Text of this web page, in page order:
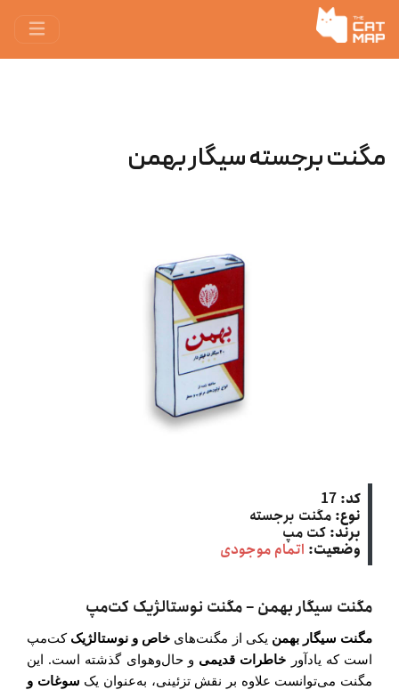
مگنت برجسته سیگار بهمن
کد: 17
نوع: مگنت برجسته
برند: کت‌ مپ
وضعیت: اتمام موجودی
مگنت سیگار بهمن – مگنت نوستالژیک کت‌مپ
مگنت سیگار بهمن یکی از مگنت‌های خاص و نوستالژیک کت‌مپ
است که یادآور خاطرات قدیمی و حال‌وهوای گذشته است. این
مگنت می‌توانست علاوه بر نقش تزئینی، به‌عنوان یک سوغات و